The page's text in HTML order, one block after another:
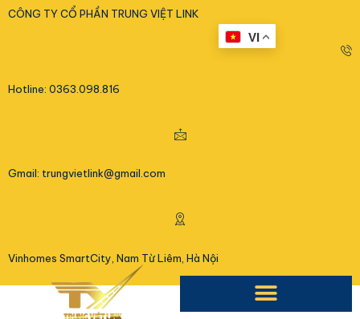
CÔNG TY CỔ PHẦN TRUNG VIỆT LINK
Hotline: 0363.098.816
Gmail: trungvietlink@gmail.com
Vinhomes SmartCity, Nam Từ Liêm, Hà Nội
VI